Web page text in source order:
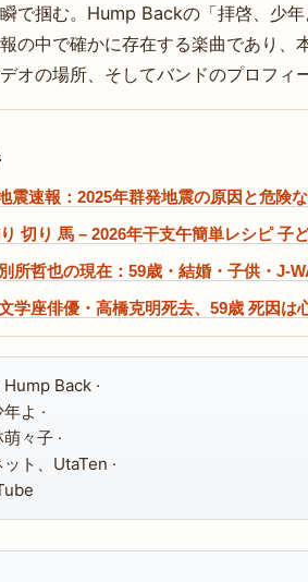
で掴む。Hump Backの「拝啓、少
の中で確かに存在する楽曲であり、
オの場所、そしてバンドのプロフィ
震速報：2025年群発地震の原因と危険
切り 馬 – 2026年干支午簡単レシピ 子
別所哲也の現在：59歳・結婚・子供・J-
文学座俳優・高橋克明死去、59歳 死因
Hump Back ·
よ ·
々子 ·
ト、UtaTen ·